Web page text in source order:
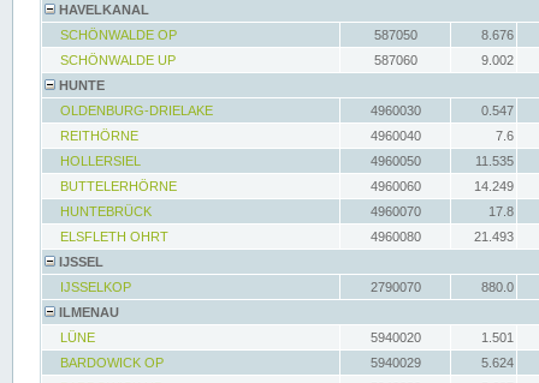
HAVELKANAL
SCHÖNWALDE OP
587050
8.676
SCHÖNWALDE UP
587060
9.002
HUNTE
OLDENBURG-DRIELAKE
4960030
0.547
REITHÖRNE
4960040
7.6
HOLLERSIEL
4960050
11.535
BUTTELERHÖRNE
4960060
14.249
HUNTEBRÜCK
4960070
17.8
ELSFLETH OHRT
4960080
21.493
IJSSEL
IJSSELKOP
2790070
880.0
ILMENAU
LÜNE
5940020
1.501
BARDOWICK OP
5940029
5.624